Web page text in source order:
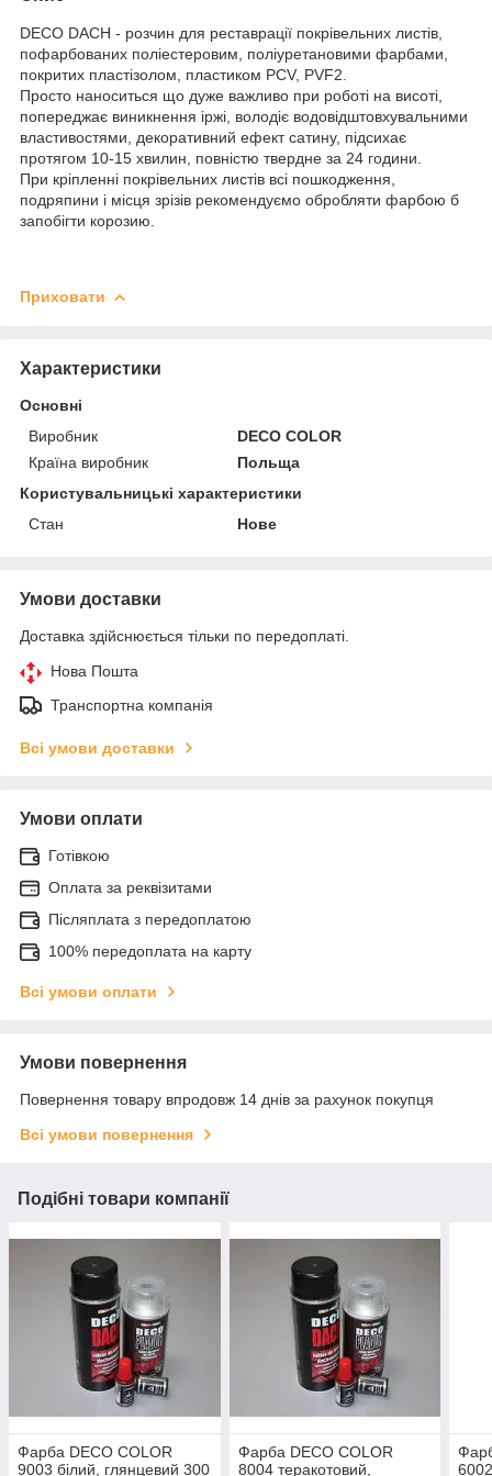
DECO DACH - розчин для реставрації покрівельних листів,
пофарбованих поліестеровим, поліуретановими фарбами,
покритих пластізолом, пластиком PCV, PVF2.
Просто наноситься що дуже важливо при роботі на висоті,
попереджає виникнення іржі, володіє водовідштовхувальними
властивостями, декоративний ефект сатину, підсихає
протягом 10-15 хвилин, повністю твердне за 24 години.
При кріпленні покрівельних листів всі пошкодження,
подряпини і місця зрізів рекомендуємо обробляти фарбою б
запобігти корозию.
Приховати
Характеристики
Основні
Виробник
DECO COLOR
Країна виробник
Польща
Користувальницькі характеристики
Стан
Нове
Умови доставки
Доставка здійснюється тільки по передоплаті.
Нова Пошта
Транспортна компанія
Всі умови доставки
Умови оплати
Готівкою
Оплата за реквізитами
Післяплата з передоплатою
100% передоплата на карту
Всі умови оплати
Умови повернення
Повернення товару впродовж 14 днів за рахунок покупця
Всі умови повернення
Подібні товари компанії
Фарба DECO COLOR
9003 білий, глянцевий 300
Фарба DECO COLOR
8004 теракотовий,